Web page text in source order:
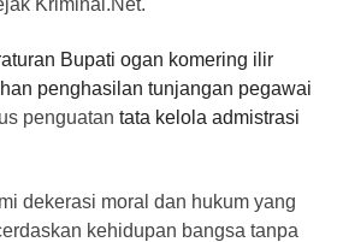
Kriminal.Net.
Bupati ogan komering ilir
penghasilan tunjangan pegawai
penguatan tata kelola admistrasi
dekerasi moral dan hukum yang
kehidupan bangsa tanpa